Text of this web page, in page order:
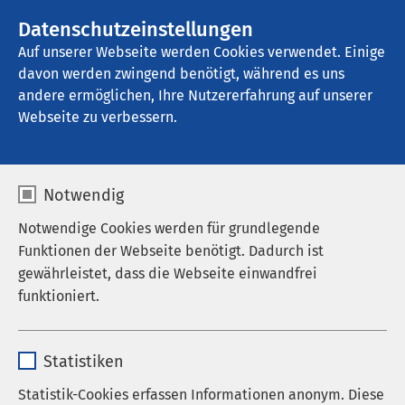
Datenschutzeinstellungen
Auf unserer Webseite werden Cookies verwendet. Einige
davon werden zwingend benötigt, während es uns
andere ermöglichen, Ihre Nutzererfahrung auf unserer
Webseite zu verbessern.
Notwendig
Notwendige Cookies werden für grundlegende
Funktionen der Webseite benötigt. Dadurch ist
gewährleistet, dass die Webseite einwandfrei
funktioniert.
Anbieter sgalinski
Statistiken
Statistik-Cookies erfassen Informationen anonym. Diese
AMEOS Senioren Wohnsitz Ratzeburg